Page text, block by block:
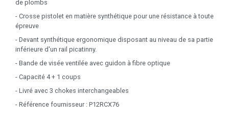
de plombs
- Crosse pistolet en matière synthétique pour une résistance à toute
épreuve
- Devant synthétique ergonomique disposant au niveau de sa partie
inférieure d'un rail picatinny.
- Bande de visée ventilée avec guidon à fibre optique
- Capacité 4 + 1 coups
- Livré avec 3 chokes interchangeables
- Référence fournisseur : P12RCX76